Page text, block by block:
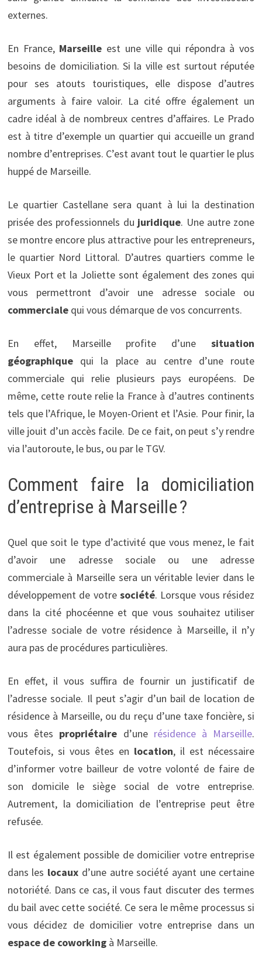
externes.
En France, Marseille est une ville qui répondra à vos
besoins de domiciliation. Si la ville est surtout réputée
pour ses atouts touristiques, elle dispose d’autres
arguments à faire valoir. La cité offre également un
cadre idéal à de nombreux centres d’affaires. Le Prado
est à titre d’exemple un quartier qui accueille un grand
nombre d’entreprises. C’est avant tout le quartier le plus
huppé de Marseille.
Le quartier Castellane sera quant à lui la destination
prisée des professionnels du juridique. Une autre zone
se montre encore plus attractive pour les entrepreneurs,
le quartier Nord Littoral. D’autres quartiers comme le
Vieux Port et la Joliette sont également des zones qui
vous permettront d’avoir une adresse sociale ou
commercialequi vous démarque de vos concurrents.
En effet, Marseille profite d’unesituation
géographiquequi la place au centre d’une route
commerciale qui relie plusieurs pays européens. De
même, cette route relie la France à d’autres continents
tels que l’Afrique, le Moyen-Orient et l’Asie. Pour finir, la
ville jouit d’un accès facile. De ce fait, on peut s’y rendre
via l’autoroute, le bus, ou par le TGV.
Comment faire la domiciliation
d’entreprise à Marseille ?
Quel que soit le type d’activité que vous menez, le fait
d’avoir une adresse sociale ou une adresse
commerciale à Marseille sera un véritable levier dans le
développement de votre société. Lorsque vous résidez
dans la cité phocéenne et que vous souhaitez utiliser
l’adresse sociale de votre résidence à Marseille, il n’y
aura pas de procédures particulières.
En effet, il vous suffira de fournir un justificatif de
l’adresse sociale. Il peut s’agir d’un bail de location de
résidence à Marseille, ou du reçu d’une taxe foncière, si
vous êtes propriétaire d’une résidence à Marseille.
Toutefois, si vous êtes en location, il est nécessaire
d’informer votre bailleur de votre volonté de faire de
son domicile le siège social de votre entreprise.
Autrement, la domiciliation de l’entreprise peut être
refusée.
Il est également possible de domicilier votre entreprise
dans les locaux d’une autre société ayant une certaine
notoriété. Dans ce cas, il vous faut discuter des termes
du bail avec cette société. Ce sera le même processus si
vous décidez de domicilier votre entreprise dans un
espace de coworkingà Marseille.